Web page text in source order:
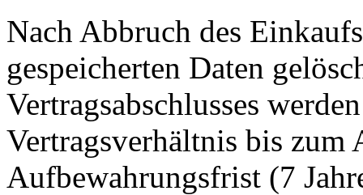
Nach Abbruch des
gespeicherten Daten
Vertragsabschlusses
Vertragsverhältnis bis zum
Aufbewahrungsfrist (7